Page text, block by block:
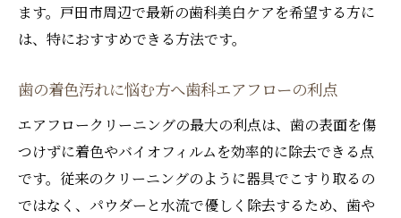
ます。戸田市周辺で最新の歯科美白ケアを希望する方に
は、特におすすめできる方法です。
歯の着色汚れに悩む方へ歯科エアフローの利点
エアフロークリーニングの最大の利点は、歯の表面を傷
つけずに着色やバイオフィルムを効率的に除去できる点
です。従来のクリーニングのように器具でこすり取るの
ではなく、パウダーと水流で優しく除去するため、歯や